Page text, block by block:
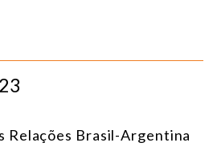
Relações Brasil-Argentina